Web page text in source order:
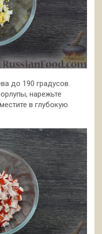
до 190 градусов.
нарежьте
в глубокую